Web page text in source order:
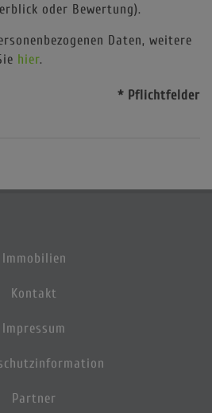
oder Bewertung).
Daten, weitere
hier.
* Pflichtfelder
Immobilien
Kontakt
Impressum
Partner